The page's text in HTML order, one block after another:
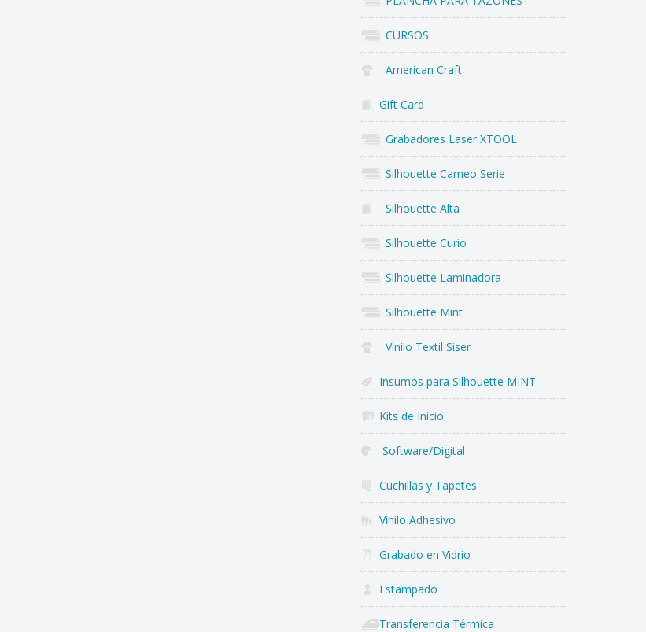
CURSOS
American Craft
Gift Card
Grabadores Laser XTOOL
Silhouette Cameo Serie
Silhouette Alta
Silhouette Curio
Silhouette Laminadora
Silhouette Mint
Vinilo Textil Siser
Insumos para Silhouette MINT
Kits de Inicio
Software/Digital
Cuchillas y Tapetes
Vinilo Adhesivo
Grabado en Vidrio
Estampado
Transferencia Térmica